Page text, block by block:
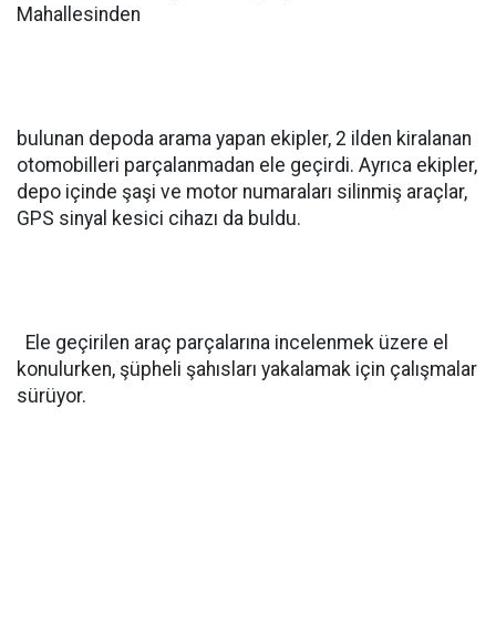
Mahallesinden
bulunan depoda arama yapan ekipler, 2 ilden kiralanan
otomobilleri parçalanmadan ele geçirdi. Ayrıca ekipler,
depo içinde şaşi ve motor numaraları silinmiş araçlar,
GPS sinyal kesici cihazı da buldu.
Ele geçirilen araç parçalarına incelenmek üzere el
konulurken, şüpheli şahısları yakalamak için çalışmalar
sürüyor.